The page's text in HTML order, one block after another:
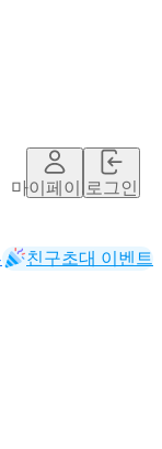
마이페이지로그인
친구초대 이벤트